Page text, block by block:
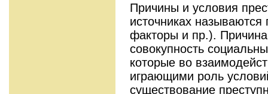
Причины и условия
источниках
факторы и пр.).
совокупность
которые во
играющими роль
существование